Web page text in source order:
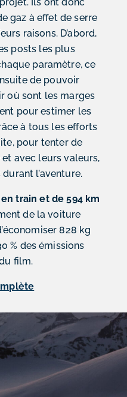
Ils ont donc
gaz à effet de serre
raisons. D’abord,
posts les plus
paramètre, ce
de pouvoir
où sont les marges
pour estimer les
à tous les efforts
pour tenter de
avec leurs valeurs,
l’aventure.
train et de 594 km
de la voiture
828 kg
% des émissions
film.